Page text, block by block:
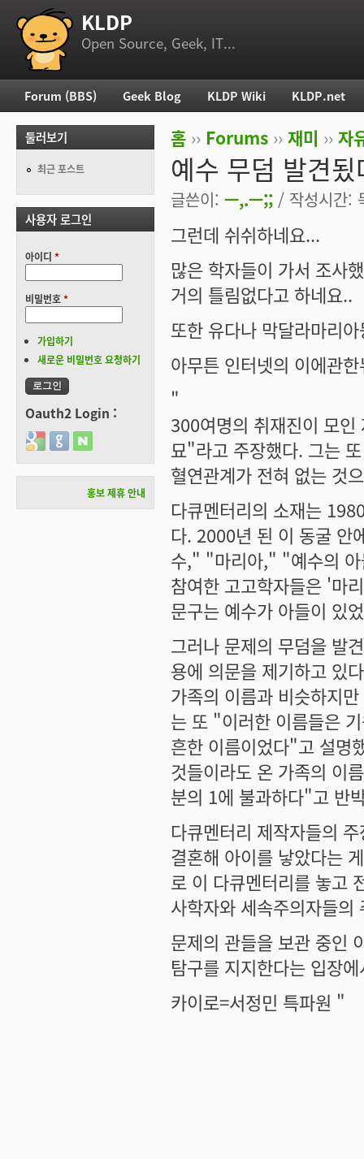
부 메뉴 KLDP
Open Source, Geek, IT...
현재 위치
홈 ›› Forums ›› 재미 ›› 자
예수 무덤 발견
글쓴이: ㅡ,.ㅡ;; / 작성시간:
그런데 쉬쉬하네요...
많은 학자들이 가서 조사
거의 틀림없다고 하네요..
또한 유다나 막달라마리
아무튼 인터넷의 이에관
"
300여명의 취재진이 모
묘"라고 주장했다. 그는
혈연관계가 전혀 없는 것
다큐멘터리의 소재는
다. 2000년 된 이 동굴 안
수," "마리아," "예수의 아
참여한 고고학자들은 '마
문구는 예수가 아들이 있
그러나 문제의 무덤을 발
용에 의문을 제기하고 있
가족의 이름과 비슷하지
는 또 "이러한 이름들은
흔한 이름이었다"고 설명
것들이라도 온 가족의 이
분의 1에 불과하다"고 반
다큐멘터리 제작자들의
결혼해 아이를 낳았다는
로 이 다큐멘터리를 놓고
사학자와 세속주의자들
문제의 관들을 보관 중인
탐구를 지지한다는 입장
카이로=서정민 특파원 "
주 메뉴
Forum (BBS) Geek Blog KLDP Wiki KLDP.net
둘러보기
최근 포스트
사용자 로그인
아이디 *
비밀번호*
가입하기
새로운 비밀번호 요청하기
Oauth2 Login :
Login with Google
Login with GitHub
Login with Naver
홍보 제휴 안내